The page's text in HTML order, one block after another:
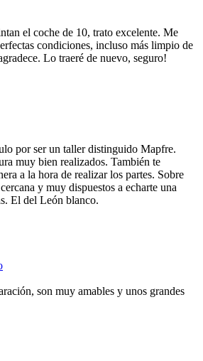
el coche de 10, trato excelente. Me
condiciones, incluso más limpio de
Lo traeré de nuevo, seguro!
por ser un taller distinguido Mapfre.
muy bien realizados. También te
a la hora de realizar los partes. Sobre
y muy dispuestos a echarte una
El del León blanco.
son muy amables y unos grandes